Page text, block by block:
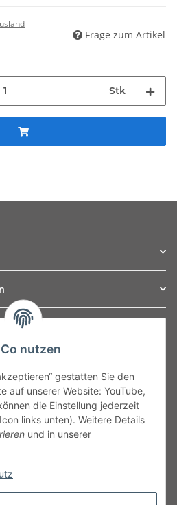
Frage zum Artikel
Stk
nutzen
gestatten Sie den
auf unserer Website: YouTube,
die Einstellung jederzeit
links unten). Weitere Details
und in unserer